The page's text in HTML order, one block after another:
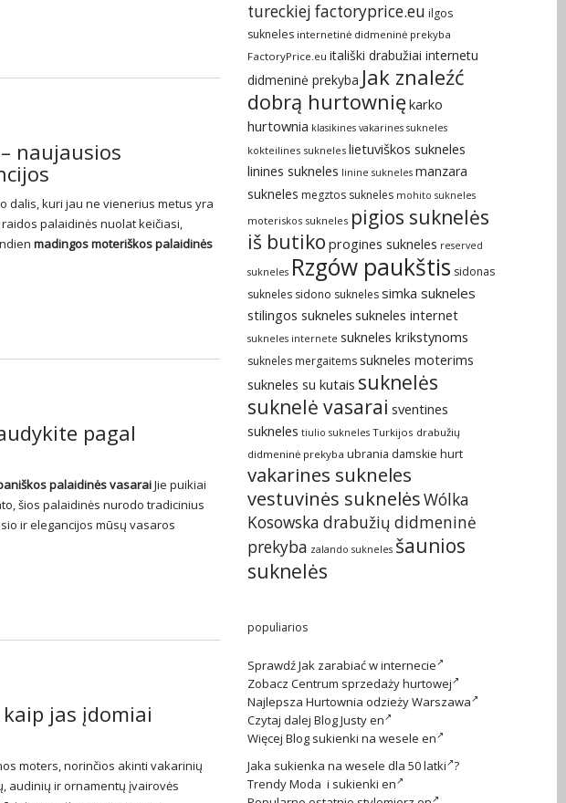
naujausios
dalis, kuri jau ne vienerius metus yra
palaidinės nuolat keičiasi,
madingos moteriškos palaidinės
pagal
palaidinėsvasaraiJie puikiai
šios palaidinės nurodo tradicinius
ir elegancijos mūsų vasaros
jas įdomiai
moters, norinčios akinti vakarinių
audinių ir ornamentų įvairovės
tureckiej factoryprice.eu ilgos
sukneles internetinė didmeninė prekyba
FactoryPrice.eu itališki drabužiai internetu
didmeninė prekyba Jak znaleźć
dobrą hurtowniękarko
hurtownia klasikines vakarines sukneles
kokteilines sukneles lietuviškos sukneles
linines sukneles linine sukneles manzara
sukneles megztos sukneles mohito sukneles
moteriskos sukneles pigios suknelės
iš butiko progines sukneles reserved
sukneles Rzgów paukštis sidonas
sukneles sidono sukneles simka sukneles
stilingos sukneles sukneles internet
sukneles internete sukneles krikstynoms
sukneles mergaitems sukneles moterims
sukneles su kutais suknelės
suknelė vasarai sventines
sukneles tiulio sukneles Turkijos drabužių
didmeninė prekyba ubrania damskie hurt
vakarines sukneles
vestuvinės suknelėsWólka
Kosowska drabužių didmeninė
prekyba zalando sukneles šaunios
suknelės
populiarios
SprawdźJak zarabiać w internecie
Zobacz Centrum sprzedaży hurtowej
Najlepsza Hurtownia odzieży Warszawa
Czytaj dalej Blog Justy en
Więcej Blog sukienki na wesele en
Jaka sukienka na wesele dla 50 latki ?
TrendyModa i sukienki en